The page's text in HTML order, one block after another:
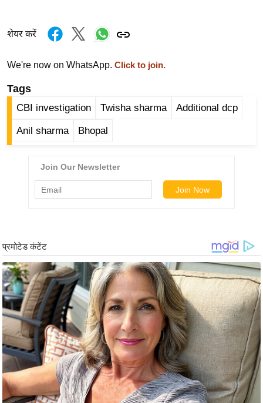
ग
ऑ
व
र्ल्ड
न्यू
न
ज
ग
त
बॉ
ली
वु
ड
हॉ
ली
शेयर करें
We're now on WhatsApp. Click to join.
Tags
CBI investigation Twisha sharma Additional dcp
Anil sharma Bhopal